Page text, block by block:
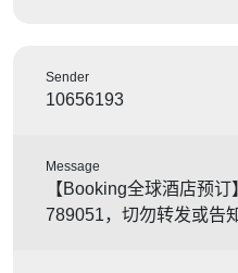
Sender
10656193
Message
【Booking全球酒店预订
789051，切勿转发或告